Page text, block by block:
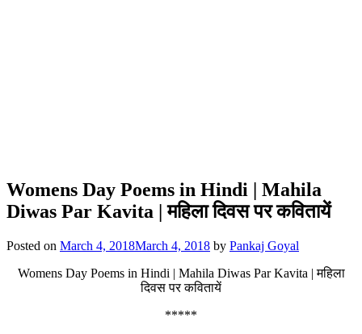
Womens Day Poems in Hindi | Mahila
Diwas Par Kavita | महिला दिवस पर कवितायें
Posted on March 4, 2018March 4, 2018 by Pankaj Goyal
Womens Day Poems in Hindi | Mahila Diwas Par Kavita | महिला
दिवस पर कवितायें
*****